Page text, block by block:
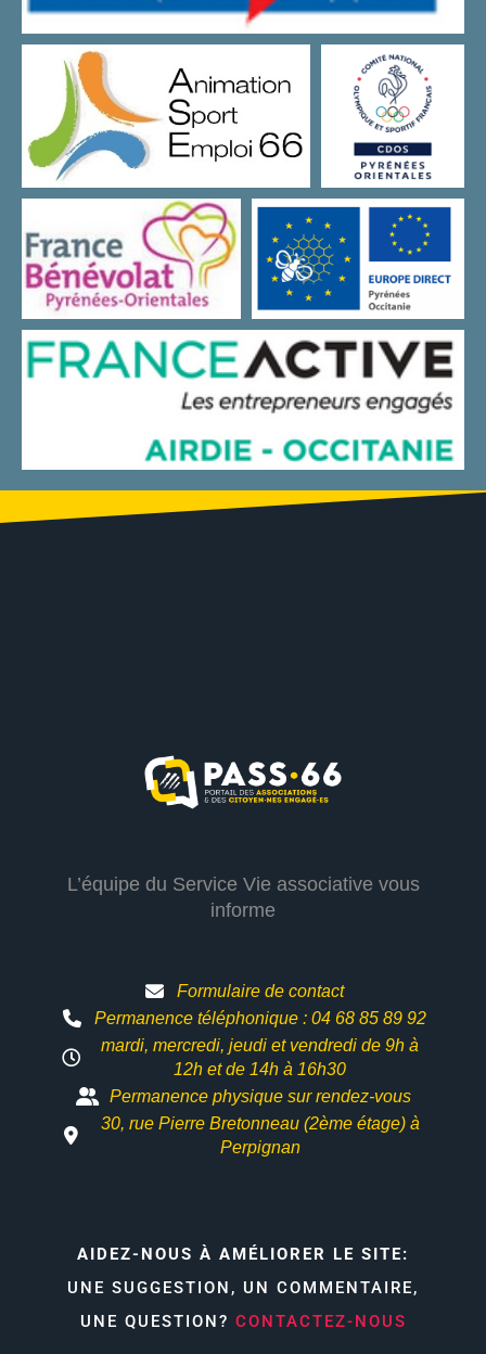
L’équipe du Service Vie associative vous
informe
Formulaire de contact
Permanence téléphonique : 04 68 85 89 92
mardi, mercredi, jeudi et vendredi de 9h à
12h etde 14h à 16h30
Permanence physique sur rendez-vous
30, rue Pierre Bretonneau (2ème étage) à
Perpignan
AIDEZ-NOUS À AMÉLIORER LE SITE:
UNE SUGGESTION, UN COMMENTAIRE,
UNE QUESTION? CONTACTEZ-NOUS